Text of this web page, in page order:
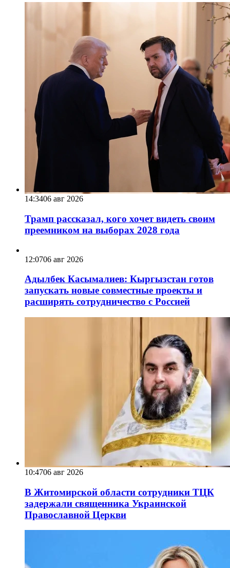
14:3406 авг 2026
Трамп рассказал, кого хочет видеть своим
преемником на выборах 2028 года
12:0706 авг 2026
Адылбек Касымалиев: Кыргызстан готов
запускать новые совместные проекты и
расширять сотрудничество с Россией
10:4706 авг 2026
В Житомирской области сотрудники ТЦК
задержали священника Украинской
Православной Церкви